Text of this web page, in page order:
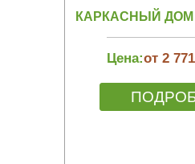
КАРКАСНЫЙ ДОМ
Цена:от 2